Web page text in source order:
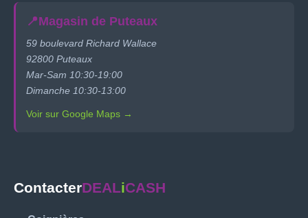
📍Magasin de Puteaux
59 boulevard Richard Wallace
92800 Puteaux
Mar-Sam 10:30-19:00
Dimanche 10:30-13:00
Voir sur Google Maps →
ContacterDEALiCASH